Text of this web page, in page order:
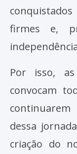
firmes e,
Por isso, as
convocam
dessa
criação do